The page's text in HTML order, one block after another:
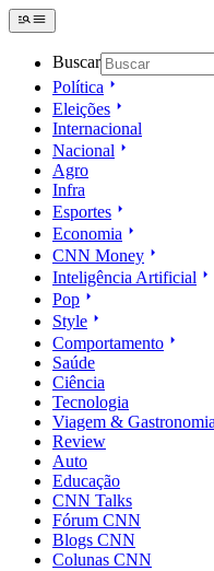
Buscar
Política
Eleições
Internacional
Nacional
Agro
Infra
Esportes
Economia
CNN Money
Inteligência Artificial
Pop
Style
Comportamento
Saúde
Ciência
Tecnologia
Viagem & Gastronomia
Review
Auto
Educação
CNN Talks
Fórum CNN
Blogs CNN
Colunas CNN